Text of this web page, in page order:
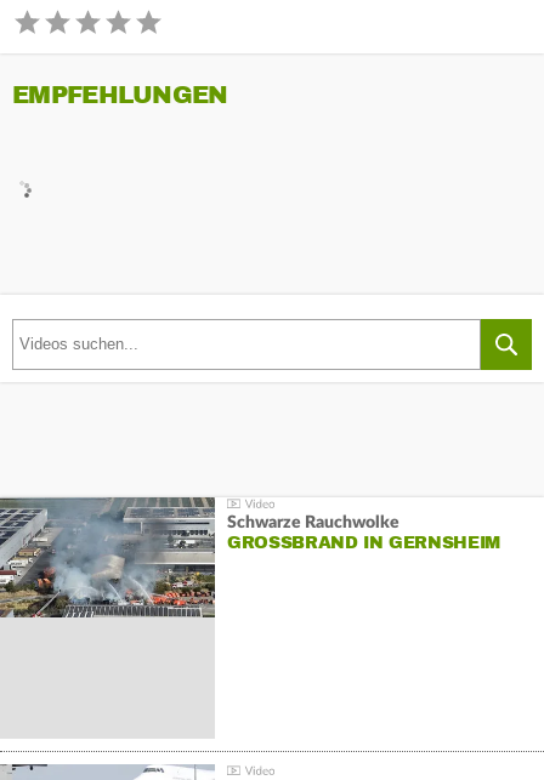
EMPFEHLUNGEN
Schwarze Rauchwolke
GROSSBRAND IN GERNSHEIM